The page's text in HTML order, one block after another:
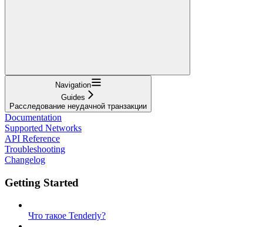
Navigation
Guides
Расследование неудачной транзакции
Documentation
Supported Networks
API Reference
Troubleshooting
Changelog
Getting Started
Что такое Tenderly?